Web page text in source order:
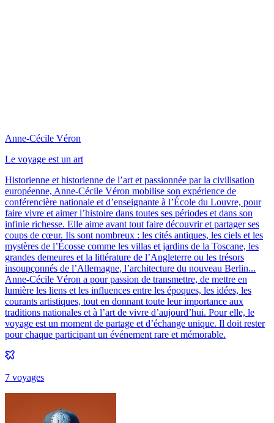
Anne-Cécile Véron
Le voyage est un art
Historienne et historienne de l’art et passionnée par la civilisation
européenne, Anne-Cécile Véron mobilise son expérience de
conférencière nationale et d’enseignante à l’École du Louvre, pour
faire vivre et aimer l’histoire dans toutes ses périodes et dans son
infinie richesse. Elle aime avant tout faire découvrir et partager ses
coups de cœur. Ils sont nombreux : les cités antiques, les ciels et les
mystères de l’Écosse comme les villas et jardins de la Toscane, les
grandes demeures et la littérature de l’Angleterre ou les trésors
insoupçonnés de l’Allemagne, l’architecture du nouveau Berlin...
Anne-Cécile Véron a pour passion de transmettre, de mettre en
lumière les liens et les influences entre les époques, les idées, les
courants artistiques, tout en donnant toute leur importance aux
traditions nationales et à l’art de vivre d’aujourd’hui. Pour elle, le
voyage est un moment de partage et d’échange unique. Il doit rester
pour chaque participant un événement rare et mémorable.
7 voyages